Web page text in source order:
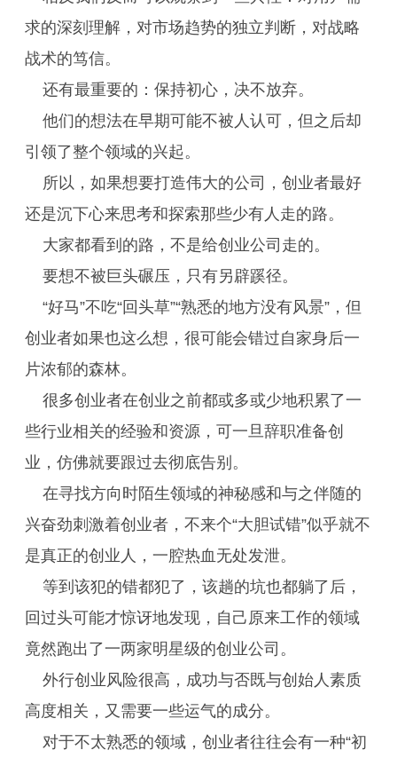
求的深刻理解，对市场趋势的独立判断，对战略
战术的笃信。
还有最重要的：保持初心，决不放弃。
他们的想法在早期可能不被人认可，但之后却
引领了整个领域的兴起。
所以，如果想要打造伟大的公司，创业者最好
还是沉下心来思考和探索那些少有人走的路。
大家都看到的路，不是给创业公司走的。
要想不被巨头碾压，只有另辟蹊径。
“好马”不吃“回头草”“熟悉的地方没有风景”，但
创业者如果也这么想，很可能会错过自家身后一
片浓郁的森林。
很多创业者在创业之前都或多或少地积累了一
些行业相关的经验和资源，可一旦辞职准备创
业，仿佛就要跟过去彻底告别。
在寻找方向时陌生领域的神秘感和与之伴随的
兴奋劲刺激着创业者，不来个“大胆试错”似乎就不
是真正的创业人，一腔热血无处发泄。
等到该犯的错都犯了，该趟的坑也都躺了后，
回过头可能才惊讶地发现，自己原来工作的领域
竟然跑出了一两家明星级的创业公司。
外行创业风险很高，成功与否既与创始人素质
高度相关，又需要一些运气的成分。
对于不太熟悉的领域，创业者往往会有一种“初